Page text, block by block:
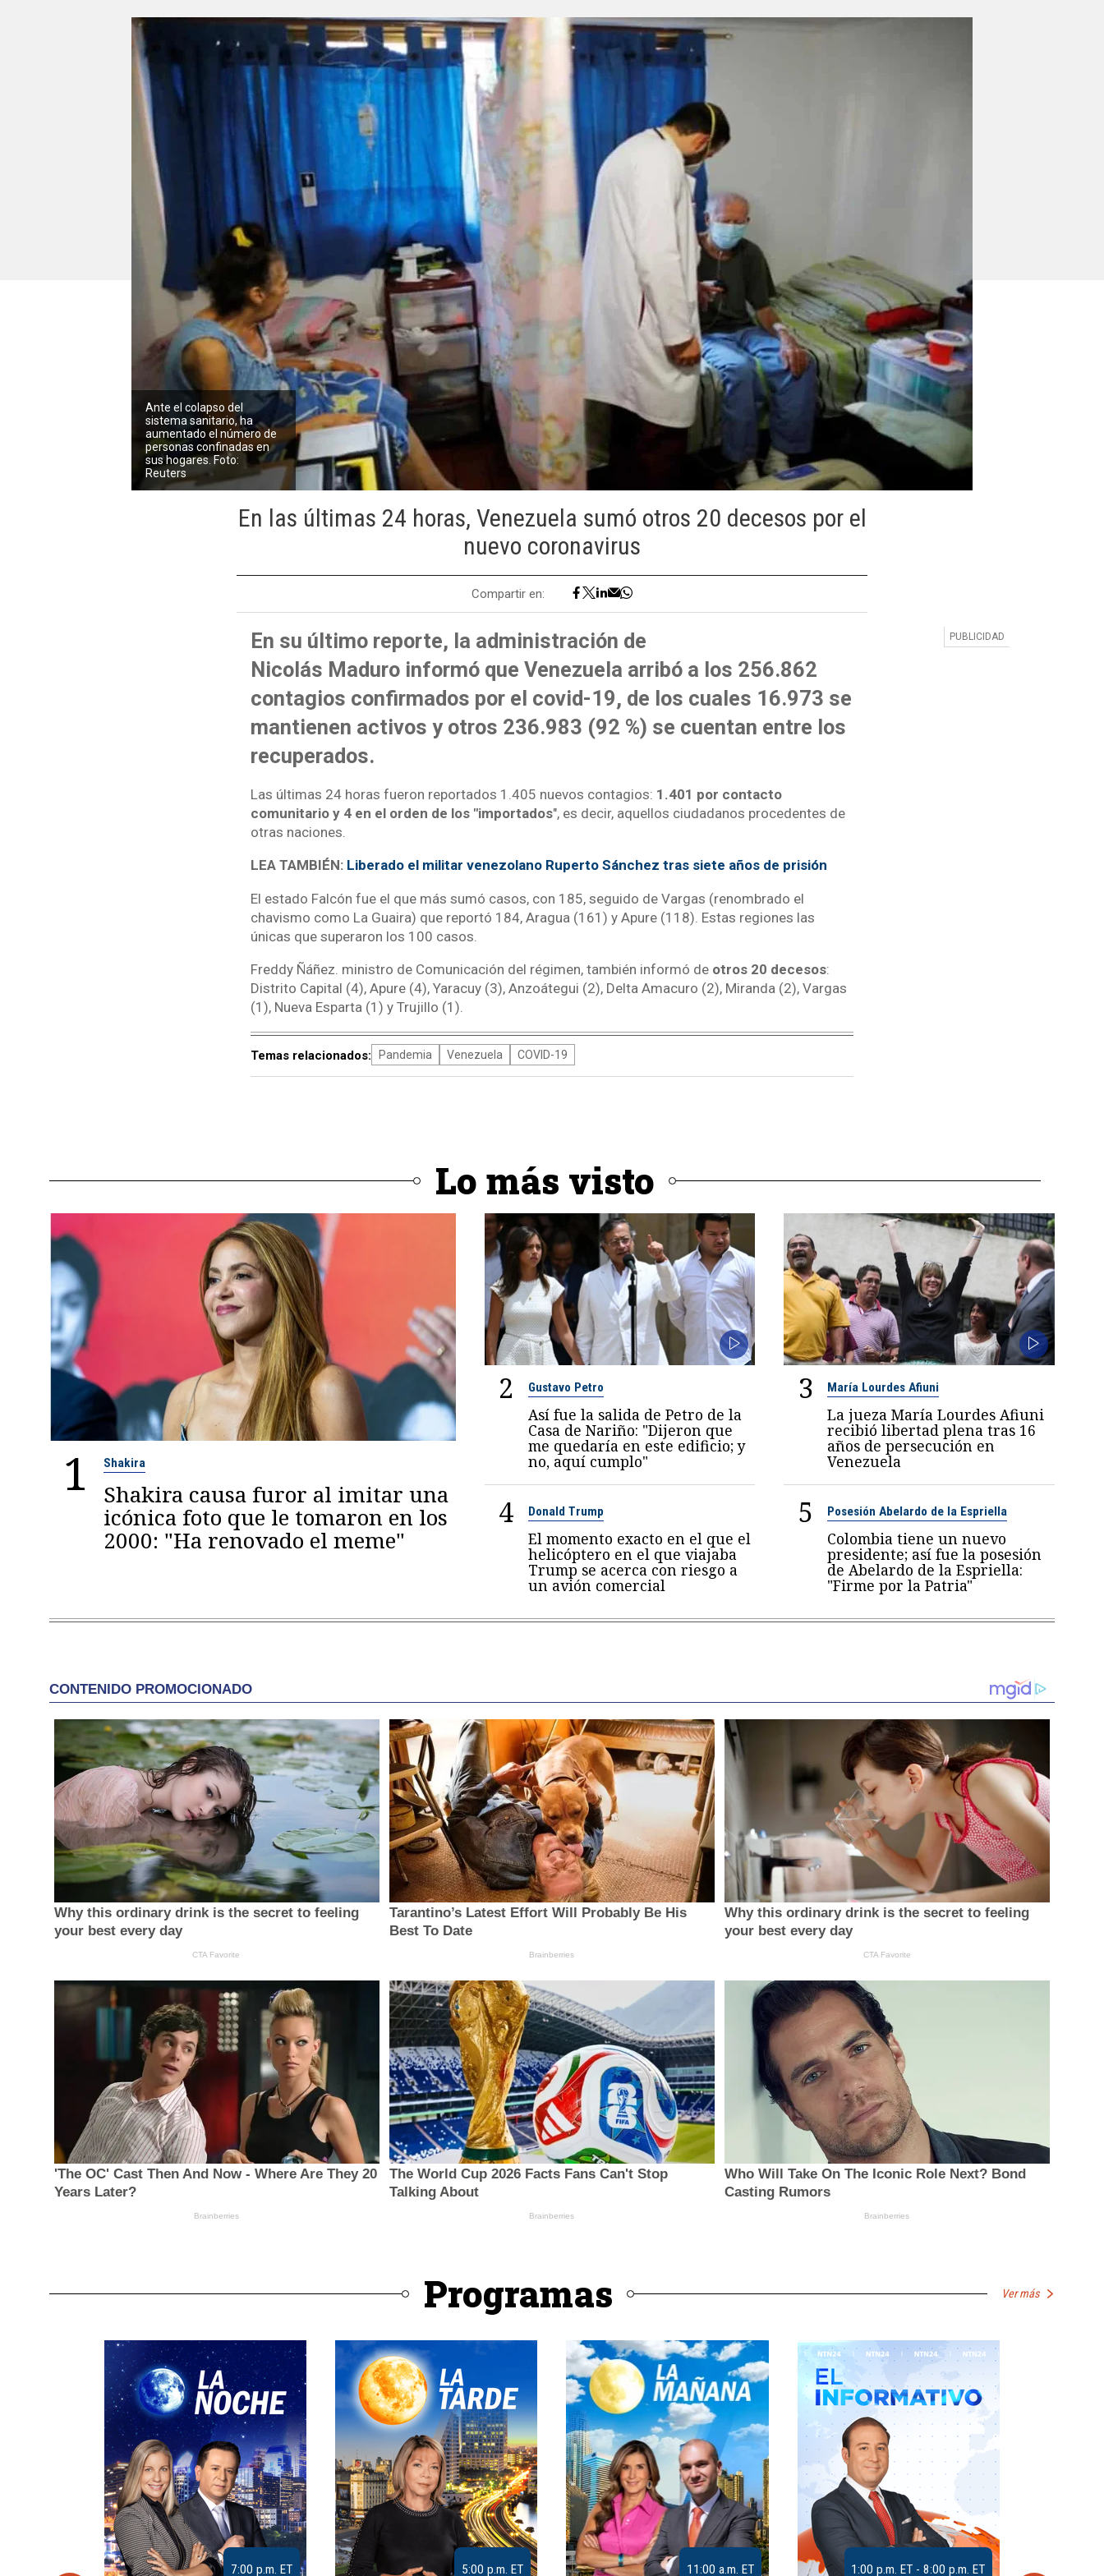
Ante el colapso del
sistema sanitario, ha
aumentado el número de
personas confinadas en
sus hogares. Foto:
Reuters
En las últimas 24 horas, Venezuela sumó otros 20 decesos por el
nuevo coronavirus
Compartir en:
En su último reporte, la administración de
Nicolás Maduro informó que Venezuela arribó a los 256.862
contagios confirmados por el covid-19, de los cuales 16.973 se
mantienen activos y otros 236.983 (92 %) se cuentan entre los
recuperados.
Las últimas 24 horas fueron reportados 1.405 nuevos contagios: 1.401 por contacto
comunitario y 4 en el orden de los "importados", es decir, aquellos ciudadanos procedentes de
otras naciones.
LEA TAMBIÉN: Liberado el militar venezolano Ruperto Sánchez tras siete años de prisión
El estado Falcón fue el que más sumó casos, con 185, seguido de Vargas (renombrado el
chavismo como La Guaira) que reportó 184, Aragua (161) y Apure (118). Estas regiones las
únicas que superaron los 100 casos.
Freddy Ñáñez. ministro de Comunicación del régimen, también informó de otros 20 decesos:
Distrito Capital (4), Apure (4), Yaracuy (3), Anzoátegui (2), Delta Amacuro (2), Miranda (2), Vargas
(1), Nueva Esparta (1) y Trujillo (1).
Temas relacionados: Pandemia Venezuela COVID-19
Lo más visto
1 Shakira
Shakira causa furor al imitar una
icónica foto que le tomaron en los
2000: "Ha renovado el meme"
2 Gustavo Petro
Así fue la salida de Petro de la
Casa de Nariño: "Dijeron que
me quedaría en este edificio; y
no, aquí cumplo"
3 María Lourdes Afiuni
La jueza María Lourdes Afiuni
recibió libertad plena tras 16
años de persecución en
Venezuela
4 Donald Trump
El momento exacto en el que el
helicóptero en el que viajaba
Trump se acerca con riesgo a
un avión comercial
5 Posesión Abelardo de la Espriella
Colombia tiene un nuevo
presidente; así fue la posesión
de Abelardo de la Espriella:
"Firme por la Patria"
Programas Ver más
7:00 p.m. ET 5:00 p.m. ET 11:00 a.m. ET 1:00 p.m. ET - 8:00 p.m. ET